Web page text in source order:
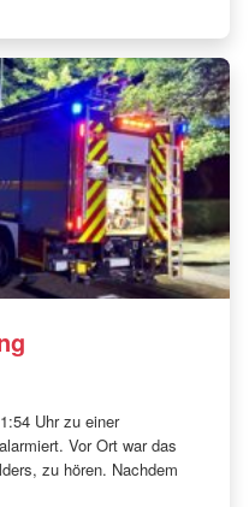
Uhr zu einer
Vor Ort war das
zu hören. Nachdem